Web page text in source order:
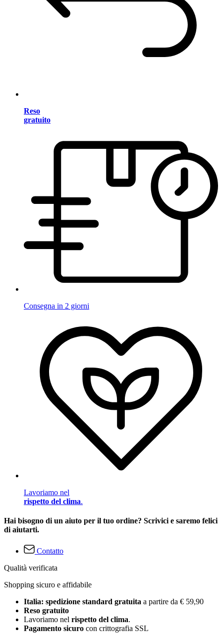
Reso
gratuito
Consegna in 2 giorni
Lavoriamo nel
rispetto del clima.
Hai bisogno di un aiuto per il tuo ordine? Scrivici e saremo felici
di aiutarti.
Contatto
Qualità verificata
Shopping sicuro e affidabile
Italia: spedizione standard gratuita a partire da € 59,90
Reso gratuito
Lavoriamo nel rispetto del clima.
Pagamento sicuro con crittografia SSL